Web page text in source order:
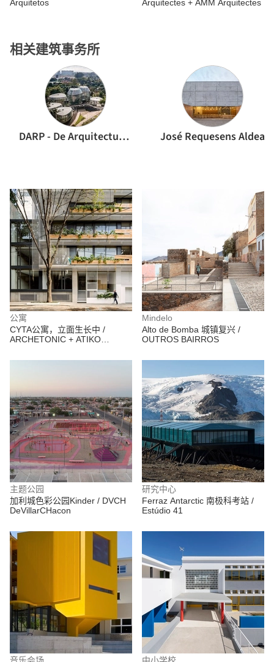
Arquitetos
相关建筑事务所
DARP - De Arquitectura y Paisaje José Requesens Aldea
Arquitectes + AMM Arquitectes
公寓
CYTA公寓，立面生长中 /
ARCHETONIC + ATIKO
Mindelo
Alto de Bomba 城镇复兴 /
OUTROS BAIRROS
主题公园
加利城色彩公园Kinder / DVCH
DeVillarCHacon
研究中心
Ferraz Antarctic 南极科考站 /
Estúdio 41